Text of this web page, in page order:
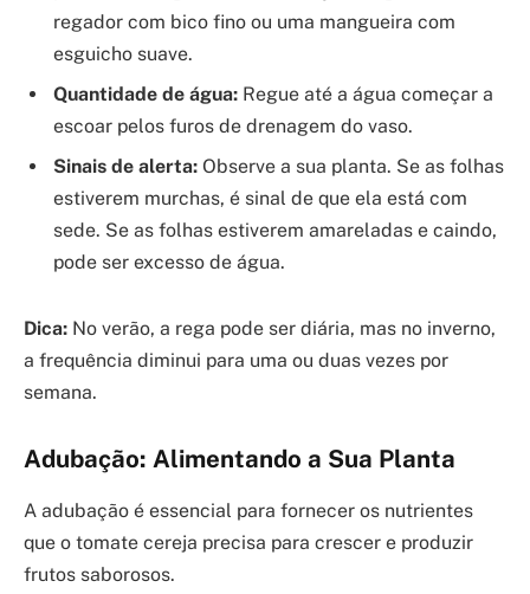
regador com bico fino ou uma mangueira com
esguicho suave.
Quantidade de água: Regue até a água começar a
escoar pelos furos de drenagem do vaso.
Sinais de alerta: Observe a sua planta. Se as folhas
estiverem murchas, é sinal de que ela está com
sede. Se as folhas estiverem amareladas e caindo,
pode ser excesso de água.
Dica: No verão, a rega pode ser diária, mas no inverno,
a frequência diminui para uma ou duas vezes por
semana.
Adubação: Alimentando a Sua Planta
A adubação é essencial para fornecer os nutrientes
que o tomate cereja precisa para crescer e produzir
frutos saborosos.